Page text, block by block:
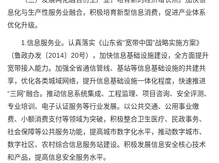
息化与生产性服务业融合，积极培育新型信息消费，促进产业体系
优化升级。
1.信息服务业。认真落实《山东省“宽带中国”战略实施方案》
（鲁政办发〔2014〕20号），加快信息基础设施建设，全方面提升
宽带接入能力。加强全省通信管线、基站等信息基础设施的共建共
享，优化各类城域网络，提升信息基础设施一体化程度，快速推进
“三网”融合。推动信息系统集成、工程监理、项目咨询、安全评测、
专业培训、电子认证服务等行业发展。以公共交通、公用事业缴
费、小额消费支付等领域为突破，积极整合卫生医疗、民政事务、
社会保障等公共服务功能，提高城市数字化水平，推动数字城市、
数字社区、农村综合信息服务站建设。积极发展信息安全核心技术
和产品，提高信息安全服务水平。